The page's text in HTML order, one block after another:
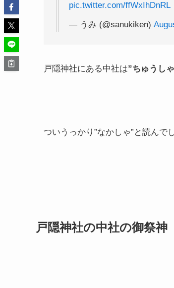
pic.twitter.com/ffWxIhDnRL
— うみ (@sanukiken)
戸隠神社にある中社は”ちゅうし
ついうっかり”なかしゃ”と読んで
戸隠神社の中社の御祭神